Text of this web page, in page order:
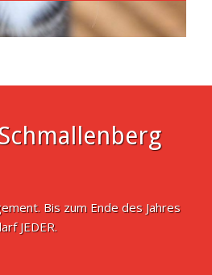
Bis zum Ende des Jahres
JEDER.